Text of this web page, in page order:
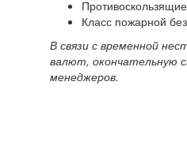
Класс пожарной
В связи с временной
валют, окончательную
менеджеров.